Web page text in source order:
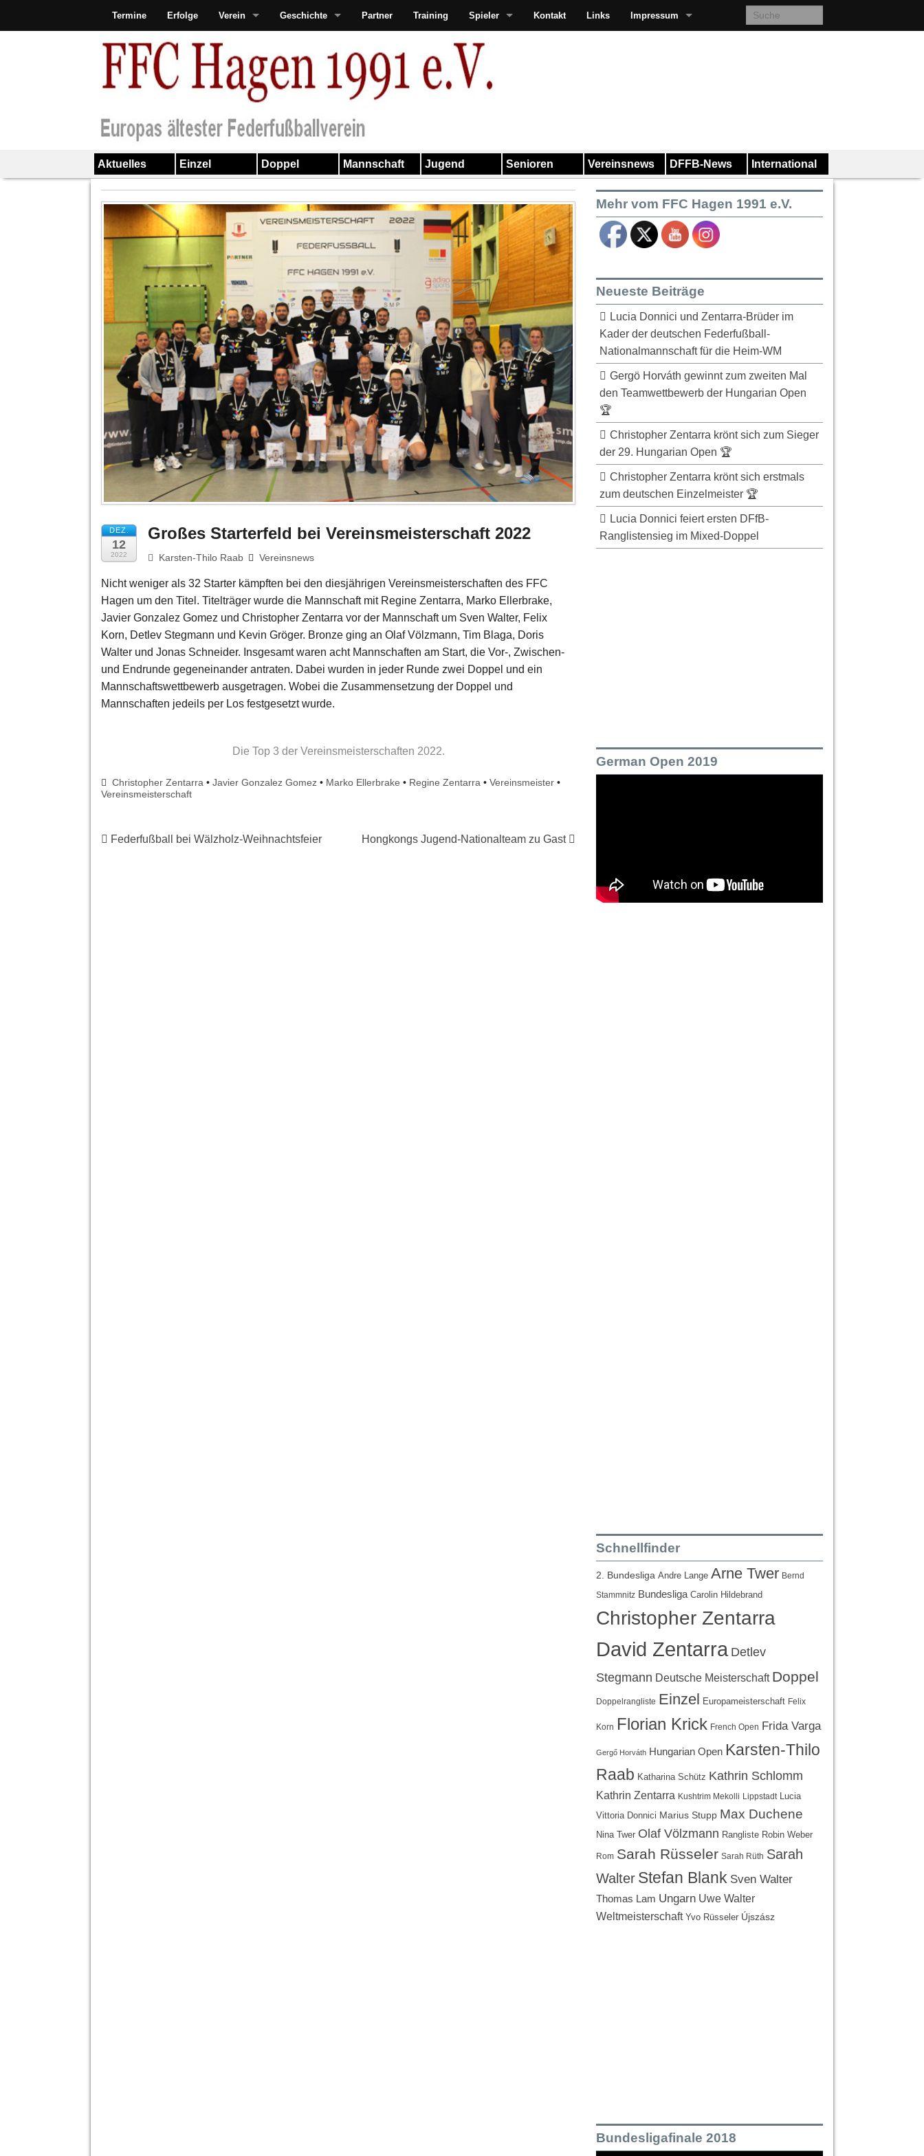
Termine Erfolge Verein Geschichte Partner Training Spieler Kontakt Links Impressum
Aktuelles Einzel Doppel Mannschaft Jugend Senioren Vereinsnews DFFB-News International
DEZ.
12
2022
Großes Starterfeld bei Vereinsmeisterschaft 2022
Karsten-Thilo Raab Vereinsnews
Nicht weniger als 32 Starter kämpften bei den diesjährigen Vereinsmeisterschaften des FFC
Hagen um den Titel. Titelträger wurde die Mannschaft mit Regine Zentarra, Marko Ellerbrake,
Javier Gonzalez Gomez und Christopher Zentarra vor der Mannschaft um Sven Walter, Felix
Korn, Detlev Stegmann und Kevin Gröger. Bronze ging an Olaf Völzmann, Tim Blaga, Doris
Walter und Jonas Schneider. Insgesamt waren acht Mannschaften am Start, die Vor-, Zwischen-
und Endrunde gegeneinander antraten. Dabei wurden in jeder Runde zwei Doppel und ein
Mannschaftswettbewerb ausgetragen. Wobei die Zusammensetzung der Doppel und
Mannschaften jedeils per Los festgesetzt wurde.
Die Top 3 der Vereinsmeisterschaften 2022.
Christopher Zentarra •Javier Gonzalez Gomez • Marko Ellerbrake • Regine Zentarra •Vereinsmeister •
Vereinsmeisterschaft
Federfußball bei Wälzholz-Weihnachtsfeier Hongkongs Jugend-Nationalteam zu Gast
Mehr vom FFC Hagen 1991 e.V.
Neueste Beiträge
Lucia Donnici und Zentarra-Brüder im
Kader der deutschen Federfußball-
Nationalmannschaft für die Heim-WM
Gergö Horváth gewinnt zum zweiten Mal
den Teamwettbewerb der Hungarian Open
🏆
Christopher Zentarra krönt sich zum Sieger
der 29. Hungarian Open 🏆
Christopher Zentarra krönt sich erstmals
zum deutschen Einzelmeister 🏆
Lucia Donnici feiert ersten DFfB-
Ranglistensieg im Mixed-Doppel
German Open 2019
Schnellfinder
2. Bundesliga Andre Lange Arne Twer Bernd
Stammnitz Bundesliga Carolin Hildebrand
Christopher Zentarra
David Zentarra Detlev
Stegmann Deutsche Meisterschaft Doppel
Doppelrangliste Einzel Europameisterschaft Felix
Korn Florian Krick French Open Frida Varga
Gergő Horváth Hungarian Open Karsten-Thilo
Raab Katharina Schütz Kathrin Schlomm
Kathrin Zentarra Kushtrim Mekolli Lippstadt
Lucia
Vittoria Donnici Marius Stupp Max Duchene
Nina Twer Olaf Völzmann Rangliste Robin Weber
Rom Sarah Rüsseler Sarah Rüth Sarah
Walter Stefan Blank Sven Walter
Thomas Lam Ungarn Uwe Walter
Weltmeisterschaft Yvo Rüsseler Újszász
Bundesligafinale 2018